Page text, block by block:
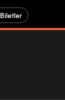
Biletler